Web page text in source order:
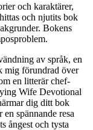
och karaktärer,
och njutits bok
Bokens
av språk, en
mig förundrad över
en litterär chef-
Wife Devotional
dig ditt bok
spännande resa
ångest och tysta